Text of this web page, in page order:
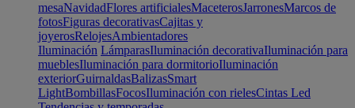
mesaNavidadFlores artificialesMaceterosJarronesMarcos de
fotosFiguras decorativasCajitas y
joyerosRelojesAmbientadores
Iluminación LámparasIluminación decorativaIluminación para
mueblesIluminación para dormitorioIluminación
exteriorGuirnaldasBalizasSmart
LightBombillasFocosIluminación con rielesCintas Led